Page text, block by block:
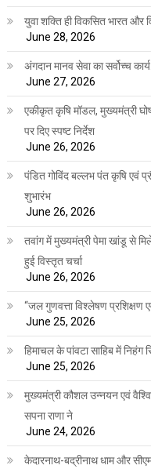
युवा शक्ति ही विकसित भारत और
June 28, 2026
अंगदान मानव सेवा का सर्वोच्च
June 27, 2026
एकीकृत कृषि मॉडल, मुख्यमंत्री
पर दिए स्पष्ट निर्देश
June 26, 2026
पंडित गोविंद बल्लभ पंत कृषि एवं
शुभारंभ
June 26, 2026
तवांग में मुख्यमंत्री पेमा खांडू से
हुई विस्तृत चर्चा
June 26, 2026
“जल गुणवत्ता विश्लेषण
June 25, 2026
हिमाचल के पांवटा साहिब में
June 25, 2026
मुख्यमंत्री कौशल उन्नयन एवं
सपना राणा ने
June 24, 2026
केदारनाथ-बद्रीनाथ धाम और